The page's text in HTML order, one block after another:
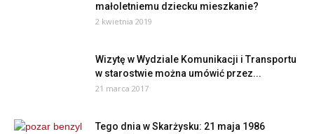
małoletniemu dziecku mieszkanie?
2 kwietnia 2019
Wizytę w Wydziale Komunikacji i Transportu
w starostwie można umówić przez...
21 marca 2017
Tego dnia w Skarżysku: 21 maja 1986